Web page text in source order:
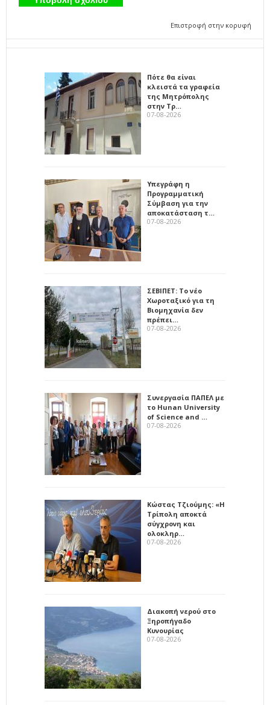
Επιστροφή στην κορυφή
Πότε θα είναι
κλειστά τα γραφεία
της Μητρόπολης
στην Τρ…
07-08-2026
Υπεγράφη η
Προγραμματική
Σύμβαση για την
αποκατάσταση τ…
07-08-2026
ΣΕΒΙΠΕΤ: Το νέο
Χωροταξικό για τη
Βιομηχανία δεν
πρέπει…
07-08-2026
Συνεργασία ΠΑΠΕΛ με
το Hunan University
of Science and …
07-08-2026
Κώστας Τζιούμης: «Η
Τρίπολη αποκτά
σύγχρονη και
ολοκληρ…
07-08-2026
Διακοπή νερού στο
Ξηροπήγαδο
Κυνουρίας
07-08-2026